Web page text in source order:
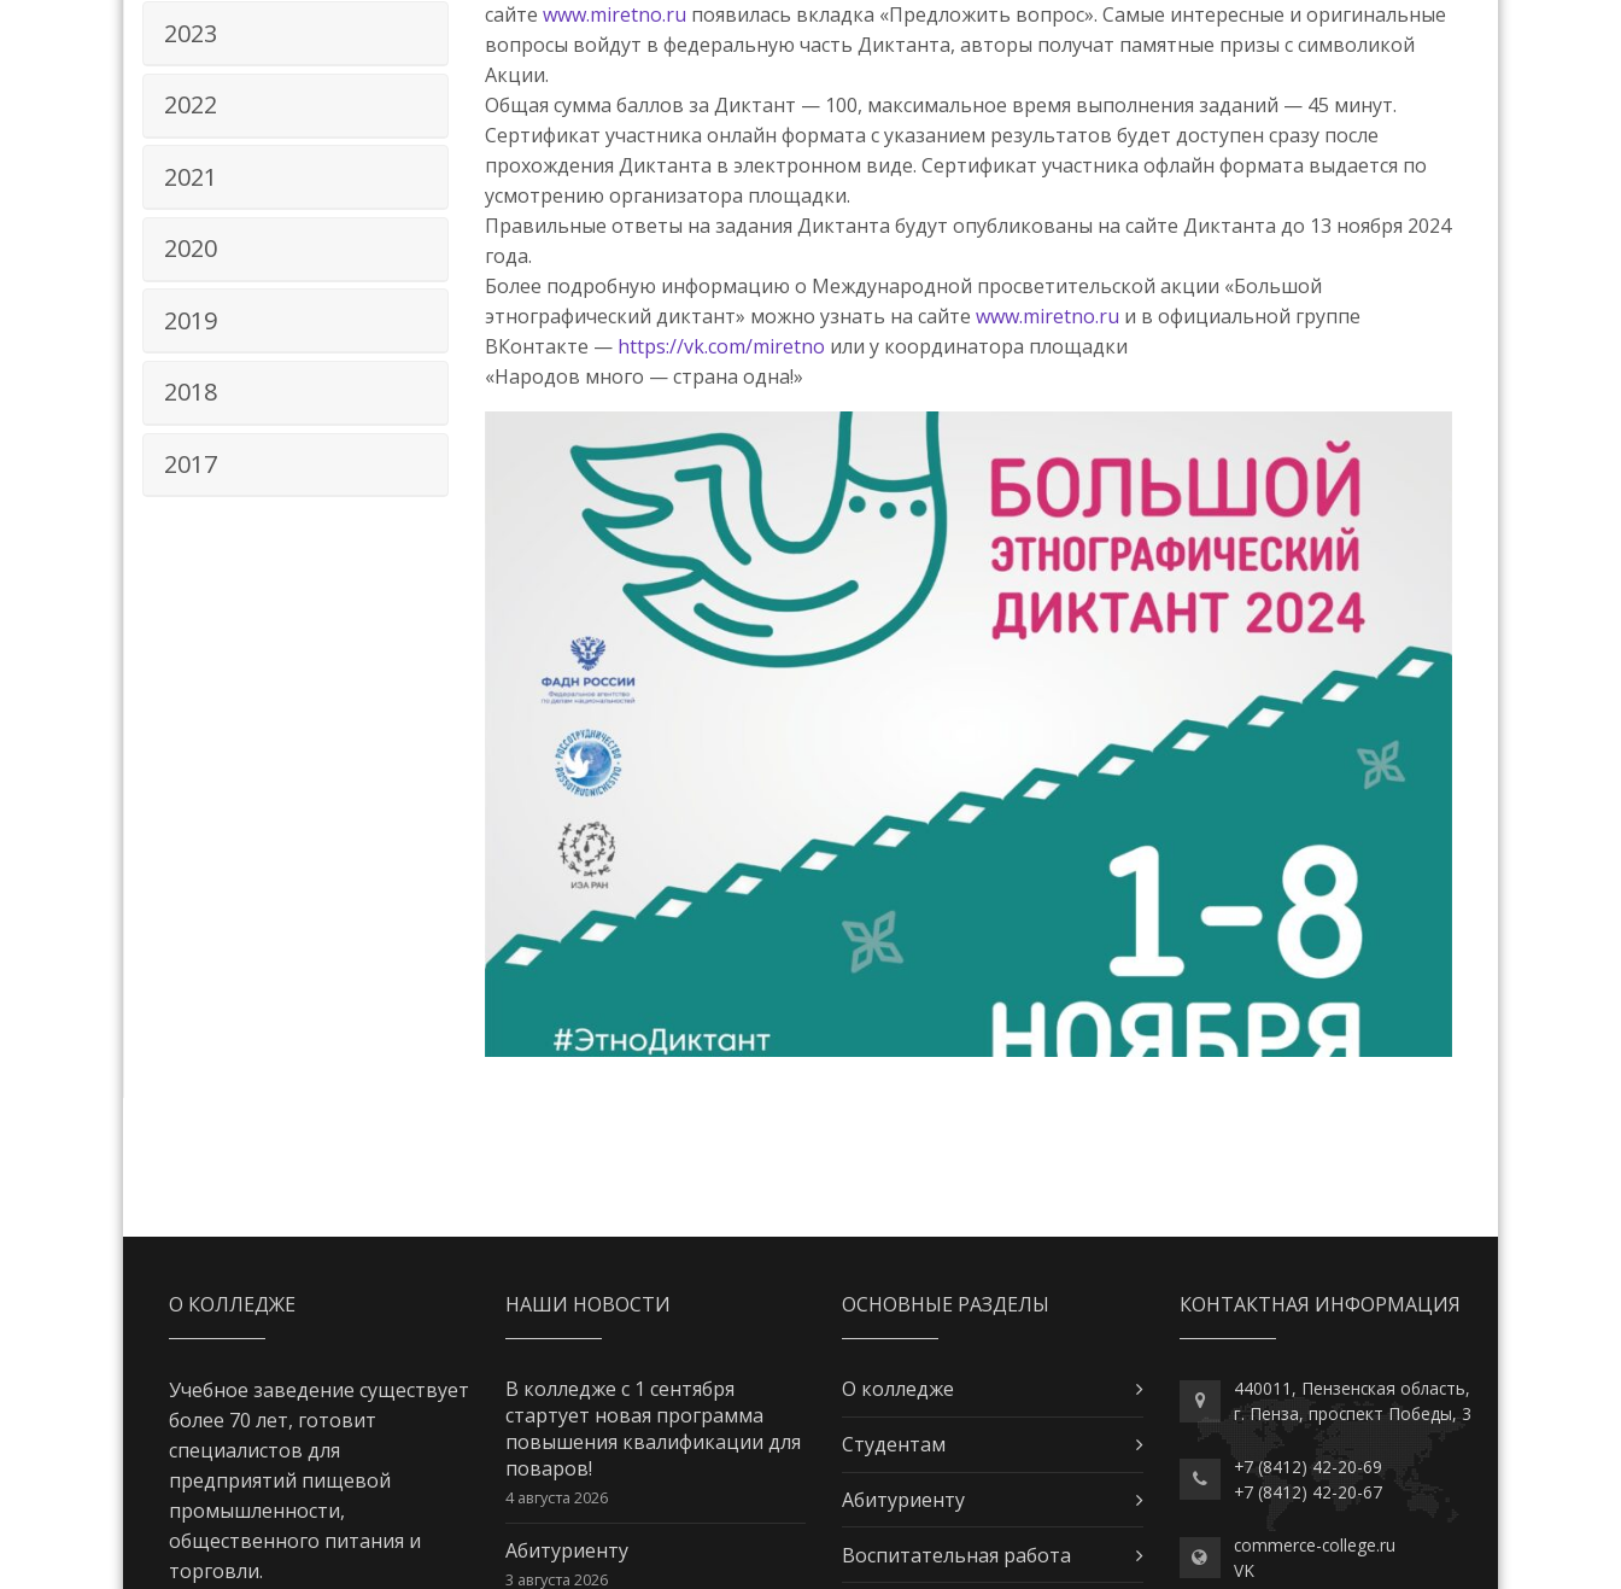
2023
2022
2021
2020
2019
2018
2017
сайте www.miretno.ru появилась вкладка «Предложить вопрос». Самые интересные и оригинальные
вопросы войдут в федеральную часть Диктанта, авторы получат памятные призы с символикой
Акции.
Общая сумма баллов за Диктант — 100, максимальное время выполнения заданий — 45 минут.
Сертификат участника онлайн формата с указанием результатов будет доступен сразу после
прохождения Диктанта в электронном виде. Сертификат участника офлайн формата выдается по
усмотрению организатора площадки.
Правильные ответы на задания Диктанта будут опубликованы на сайте Диктанта до 13 ноября 2024
года.
Более подробную информацию о Международной просветительской акции «Большой
этнографический диктант» можно узнать на сайте www.miretno.ru и в официальной группе
ВКонтакте — https://vk.com/miretno или у координатора площадки
«Народов много — страна одна!»
О КОЛЛЕДЖЕ
Учебное заведение существует
более 70 лет, готовит
специалистов для
предприятий пищевой
промышленности,
общественного питания и
торговли.
НАШИ НОВОСТИ
В колледже с 1 сентября
стартует новая программа
повышения квалификации для
поваров!
4 августа 2026
Абитуриенту
3 августа 2026
ОСНОВНЫЕ РАЗДЕЛЫ
О колледже
Студентам
Абитуриенту
Воспитательная работа
КОНТАКТНАЯ ИНФОРМАЦИЯ
440011, Пензенская область,
г. Пенза, проспект Победы, 3
+7 (8412) 42-20-69
+7 (8412) 42-20-67
commerce-college.ru
VK